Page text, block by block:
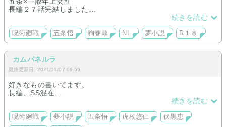
長編２７話完結しました
短編あり 一部R18
続きを読む
呪術廻戦 五条悟 狗巻棘 NL 夢小説 R１８
カムパネルラ
最終更新日: 2021/11/07 09:59
好きなもの書いてます。
長編、SS混在
続きを読む
呪術廻戦 夢小説 五条悟 虎杖悠仁
伏黒恵